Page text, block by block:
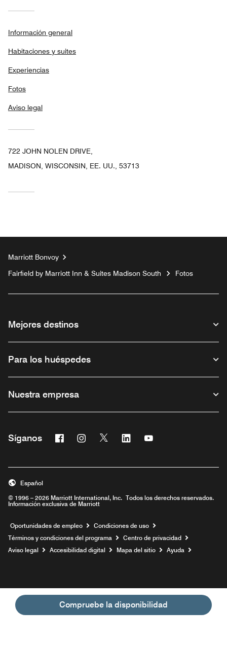
Compruebe la disponibilidad
Información general
Habitaciones y suites
Experiencias
Fotos
Aviso legal
722 JOHN NOLEN DRIVE,
MADISON, WISCONSIN, EE. UU., 53713
Marriott Bonvoy
Fairfield by Marriott Inn & Suites Madison South
Fotos
Mejores destinos
Para los huéspedes
Nuestra empresa
Síganos Facebook
Abre una ventana nueva
Instagram
Abre una ventana nueva
Twitter
Abre una ventana nueva
Linkedin
Abre una ventana nueva
Abre una ventana
© 1996 – 2026 Marriott International, Inc. Todos los derechos reservados.
Información exclusiva de Marriott
Español
Oportunidades de empleo Abre una ventana nueva
Condiciones de uso
Términos y condiciones del programa
Centro de privacidad
Aviso legal
Accesibilidad digital Mapa del sitio Ayuda